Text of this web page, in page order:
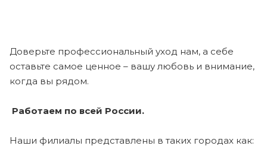
Доверьте профессиональный уход нам, а себе
оставьте самое ценное – вашу любовь и внимание,
когда вы рядом.
Работаем по всей России.
Наши филиалы представлены в таких городах как: